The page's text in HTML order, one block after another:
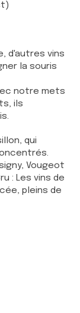
d'autres vins
la souris
notre mets
ils
qui
Vougeot
: Les vins de
pleins de